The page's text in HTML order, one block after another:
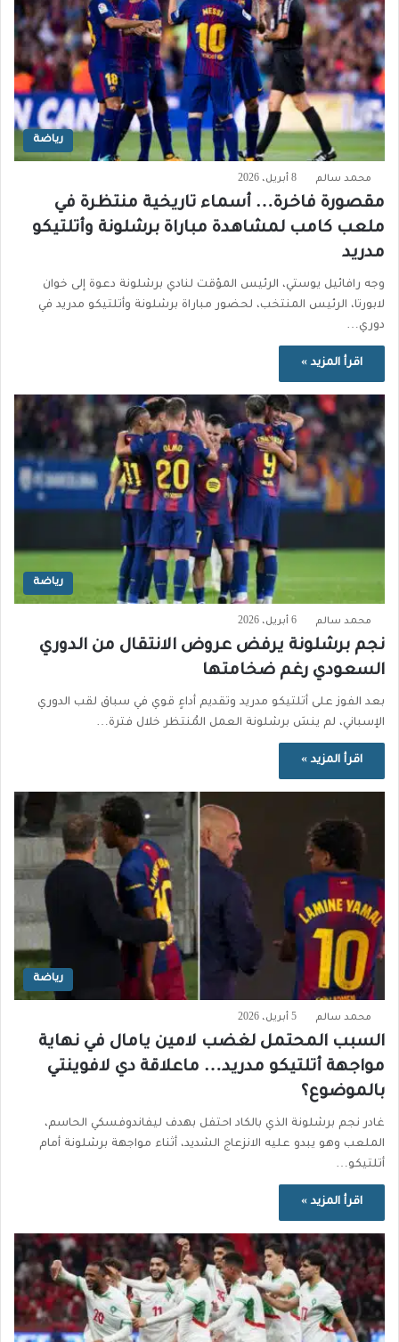
رياضة
محمد سالم 8 أبريل، 2026
مقصورة فاخرة… أسماء تاريخية منتظرة في
ملعب كامب لمشاهدة مباراة برشلونة وأتلتيكو
مدريد
وجه رافائيل يوستي، الرئيس المؤقت لنادي برشلونة دعوة إلى خوان
لابورتا، الرئيس المنتخب، لحضور مباراة برشلونة وأتلتيكو مدريد في
دوري…
اقرأ المزيد »
رياضة
محمد سالم 6 أبريل، 2026
نجم برشلونة يرفض عروض الانتقال من الدوري
السعودي رغم ضخامتها
بعد الفوز على أتلتيكو مدريد وتقديم أداءٍ قوي في سباق لقب الدوري
الإسباني، لم ينسَ برشلونة العمل المُنتظر خلال فترة…
اقرأ المزيد »
رياضة
محمد سالم 5 أبريل، 2026
السبب المحتمل لغضب لامين يامال في نهاية
مواجهة أتلتيكو مدريد… ماعلاقة دي لافوينتي
بالموضوع؟
غادر نجم برشلونة الذي بالكاد احتفل بهدف ليفاندوفسكي الحاسم،
الملعب وهو يبدو عليه الانزعاج الشديد، أثناء مواجهة برشلونة أمام
أتلتيكو…
اقرأ المزيد »